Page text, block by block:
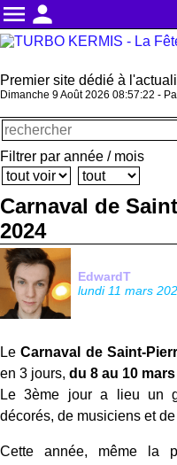
menu person
Premier site dédié à
Dimanche 9 Août 2026 08:57:23 -
Filtrer par année / mois
Carnaval de
2024
EdwardT
lundi 11 mars
LeCarnaval de Saint-
en 3 jours, du 8 au 10
Le 3ème jour a lieu un
décorés, de musiciens et
Cette année, même la